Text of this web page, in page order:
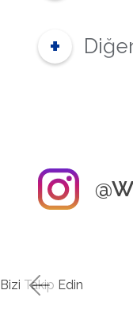
Bizi Takip Edin